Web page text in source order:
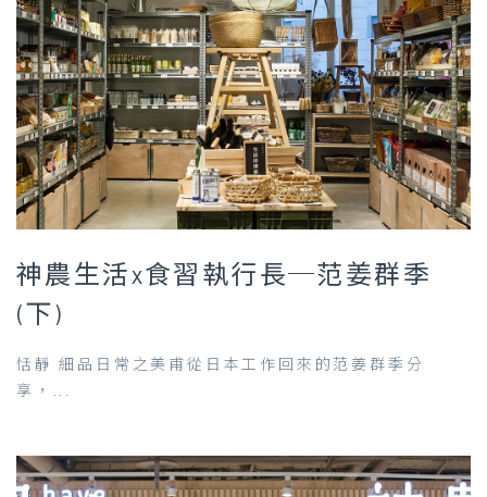
神農生活x食習執行長─范姜群季
(下)
恬靜 細品日常之美甫從日本工作回來的范姜群季分
享，...